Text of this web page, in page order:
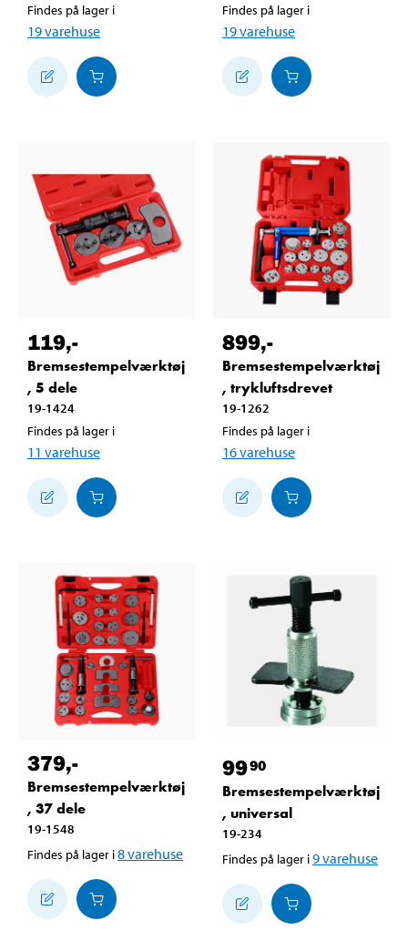
Findes på lager i
19varehuse
Findes på lager i
19varehuse
119,-
Bremsestempelværktøj
, 5 dele
19-1424
Findes på lager i
11 varehuse
899,-
Bremsestempelværktøj
, trykluftsdrevet
19-1262
Findes på lager i
16varehuse
379,-
Bremsestempelværktøj
, 37 dele
19-1548
Findes på lager i8varehuse
9990
Bremsestempelværktøj
, universal
19-234
Findes på lager i9varehuse